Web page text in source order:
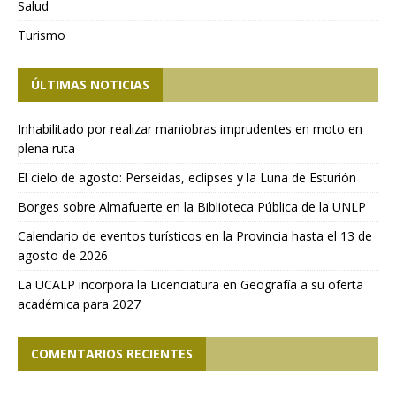
Salud
Turismo
ÚLTIMAS NOTICIAS
Inhabilitado por realizar maniobras imprudentes en moto en
plena ruta
El cielo de agosto: Perseidas, eclipses y la Luna de Esturión
Borges sobre Almafuerte en la Biblioteca Pública de la UNLP
Calendario de eventos turísticos en la Provincia hasta el 13 de
agosto de 2026
La UCALP incorpora la Licenciatura en Geografía a su oferta
académica para 2027
COMENTARIOS RECIENTES